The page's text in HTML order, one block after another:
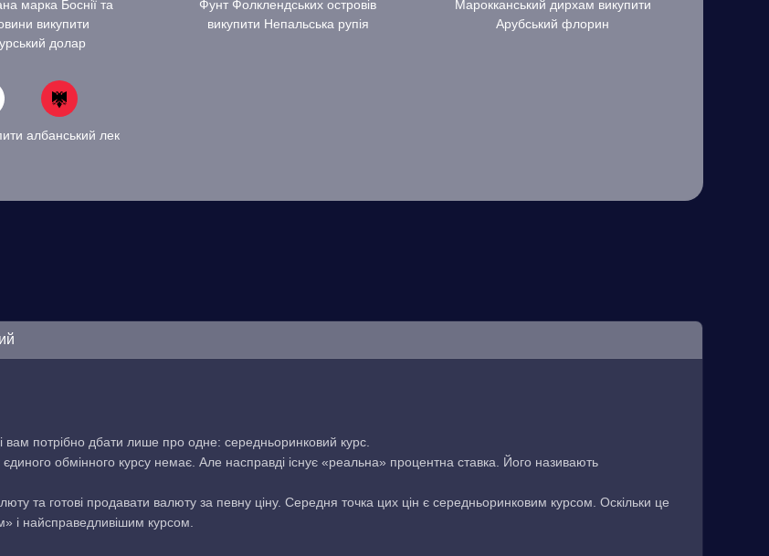
марка Боснії та
викупити
долар
Фунт Фолклендських островів
викупити Непальська рупія
Марокканський дирхам викупити
Арубський флорин
албанський лек
потрібно дбати лише про одне: середньоринковий курс.
обмінного курсу немає. Але насправді існує «реальна» процентна ставка. Його називають
та готові продавати валюту за певну ціну. Середня точка цих цін є середньоринковим курсом. Оскільки це
і найсправедливішим курсом.